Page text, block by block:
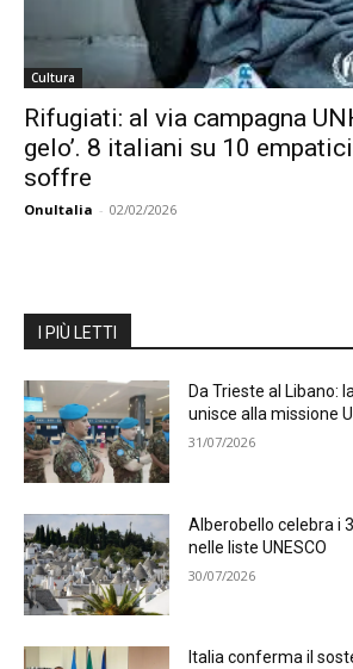
Cultura
Rifugiati: al via campagna
gelo’. 8 italiani su 10
soffre
OnuItalia - 02/02/2026
I PIÙ LETTI
Da Trieste al Libano:
unisce alla missione
31/07/2026
Alberobello celebra i
nelle liste UNESCO
30/07/2026
Italia conferma il